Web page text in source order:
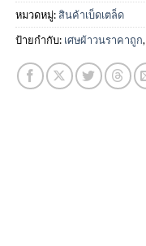
หมวดหมู่: สินค้าเบ็ดเตล็ด
ป้ายกำกับ: เศษผ้าวนราคาถูก,